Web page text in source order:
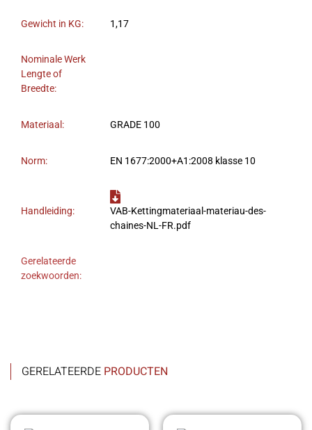
Gewicht in KG: 1,17
Nominale Werk
Lengte of
Breedte:
Materiaal: GRADE 100
Norm: EN 1677:2000+A1:2008 klasse 10
Handleiding:
VAB-Kettingmateriaal-materiau-des-
chaines-NL-FR.pdf
Gerelateerde
zoekwoorden:
GERELATEERDE PRODUCTEN